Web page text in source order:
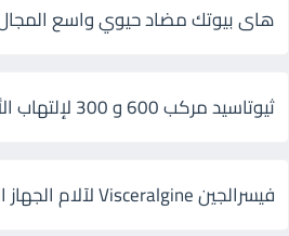
هاى بيوتك مضاد حيوي واسع المجال
ثيوتاسيد مركب 600 و 300 لإلتهاب الأعصاب
فيسرالجين Visceralgine لآلام الجهاز الهضمى